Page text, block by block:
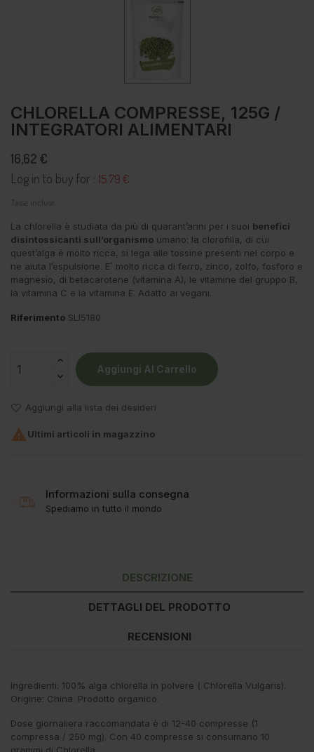
CHLORELLA COMPRESSE, 125G /
INTEGRATORI ALIMENTARI
16,62 €
Log in to buy for : 15.79 €
Tasse incluse
La chlorella è studiata da più di quarant’anni per i suoi benefici
disintossicanti sull’organismo umano: la clorofilla, di cui
quest’alga è molto ricca, si lega alle tossine presenti nel corpo e
ne aiuta l’espulsione. E´ molto ricca di ferro, zinco, zolfo, fosforo e
magnesio, di betacarotene (vitamina A), le vitamine del gruppo B,
la vitamina C e la vitamina E. Adatto ai vegani.
Riferimento SLI5180
Aggiungi Al Carrello
Aggiungi alla lista dei desideri
 Ultimi articoli in magazzino
Informazioni sulla consegna
Spediamo in tutto il mondo
DESCRIZIONE
DETTAGLI DEL PRODOTTO
RECENSIONI
Ingredienti: 100% alga chlorella in polvere ( Chlorella Vulgaris).
Origine: China. Prodotto organico.
Dose giornaliera raccomandata è di 12-40 compresse (1
compressa / 250 mg). Con 40 compresse si consumano 10